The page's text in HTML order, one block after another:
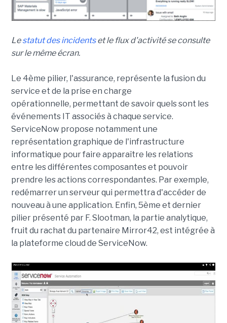
Lestatut des incidentset le flux d'activité se consulte
sur le même écran.
Le 4ème pilier, l'assurance, représente la fusion du
service et de la prise en charge
opérationnelle, permettant de savoir quels sont les
événements IT associés à chaque service.
ServiceNow propose notamment une
représentation graphique de l'infrastructure
informatique pour faire apparaître les relations
entre les différentes composantes et pouvoir
prendre les actions correspondantes. Par exemple,
redémarrer un serveur qui permettra d'accéder de
nouveau à une application. Enfin, 5ème et dernier
pilier présenté par F. Slootman, la partie analytique,
fruit du rachat du partenaire Mirror42, est intégrée à
la plateforme cloud de ServiceNow.